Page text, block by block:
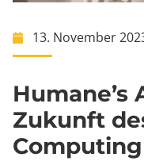
13. November
Humane’s
Zukunft
Computing